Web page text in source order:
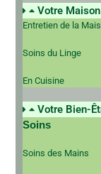
Votre
Entretien de la
Soins du Linge
En Cuisine
Votre Bien-
Soins
Soins des Mains